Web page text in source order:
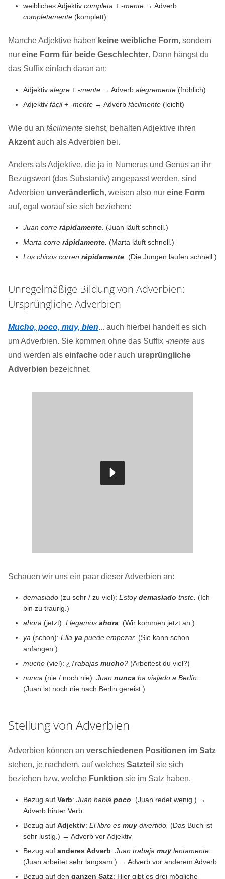
weibliches Adjektiv completa + -mente → Adverb
completamente (komplett)
Manche Adjektive haben keine weibliche Form, sondern
nur eine Form für beide Geschlechter. Dann hängst du
das Suffix einfach daran an:
Adjektiv alegre + -mente → Adverb alegremente (fröhlich)
Adjektiv fácil+ -mente → Adverb fácilmente (leicht)
Wie du an fácilmente siehst, behalten Adjektive ihren
Akzent auch als Adverbien bei.
Anders als Adjektive, die ja in Numerus und Genus an ihr
Bezugswort (das Substantiv) angepasst werden, sind
Adverbien unveränderlich, weisen also nur eine Form
auf, egal worauf sie sich beziehen:
Juan corre rápidamente. (Juan läuft schnell.)
Marta corre rápidamente. (Marta läuft schnell.)
Los chicos corren rápidamente. (Die Jungen laufen schnell.)
Unregelmäßige Bildung von Adverbien:
Ursprüngliche Adverbien
Mucho, poco, muy, bien... auch hierbei handelt es sich
um Adverbien. Sie kommen ohne das Suffix -mente aus
und werden als einfache oder auch ursprüngliche
Adverbien bezeichnet.
Schauen wir uns ein paar dieser Adverbien an:
demasiado (zu sehr / zu viel): Estoydemasiado triste. (Ich
bin zu traurig.)
ahora (jetzt): Llegamos ahora. (Wir kommen jetzt an.)
ya (schon): Ella ya puede empezar. (Sie kann schon
anfangen.)
mucho (viel): ¿Trabajas mucho? (Arbeitest du viel?)
nunca (nie / noch nie): Juan nunca ha viajado a Berlín.
(Juan ist noch nie nach Berlin gereist.)
Stellung von Adverbien
Adverbien können an verschiedenen Positionen im Satz
stehen, je nachdem, auf welches Satzteil sie sich
beziehen bzw. welche Funktion sie im Satz haben.
Bezug auf Verb: Juan habla poco. (Juan redet wenig.) →
Adverb hinter Verb
Bezug auf Adjektiv: El libro es muy divertido. (Das Buch ist
sehr lustig.) → Adverb vor Adjektiv
Bezug auf anderes Adverb: Juan trabaja muy lentamente.
(Juan arbeitet sehr langsam.) → Adverb vor anderem Adverb
Bezug auf den ganzen Satz: Hier gibt es drei mögliche